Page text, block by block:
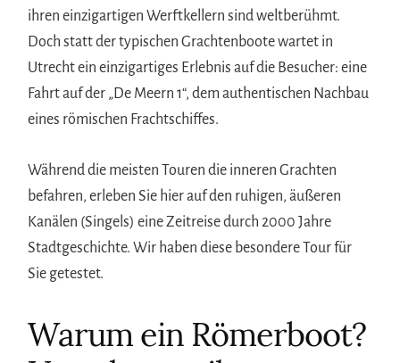
ihren einzigartigen Werftkellern sind weltberühmt.
Doch statt der typischen Grachtenboote wartet in
Utrecht ein einzigartiges Erlebnis auf die Besucher: eine
Fahrt auf der „De Meern 1“, dem authentischen Nachbau
eines römischen Frachtschiffes.
Während die meisten Touren die inneren Grachten
befahren, erleben Sie hier auf den ruhigen, äußeren
Kanälen (Singels) eine Zeitreise durch 2000 Jahre
Stadtgeschichte. Wir haben diese besondere Tour für
Sie getestet.
Warum ein Römerboot?